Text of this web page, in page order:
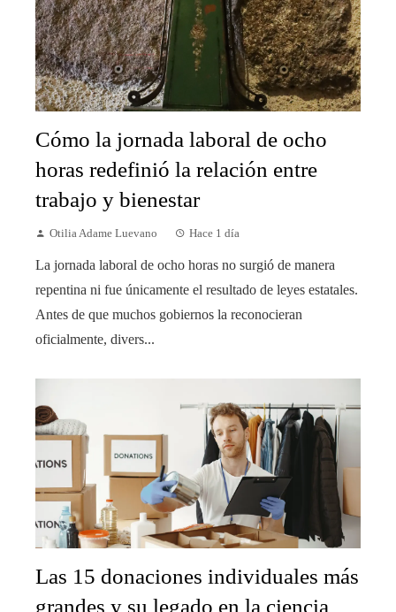
Cómo la jornada laboral de ocho
horas redefinió la relación entre
trabajo y bienestar
Otilia Adame Luevano Hace 1 día
La jornada laboral de ocho horas no surgió de manera
repentina ni fue únicamente el resultado de leyes estatales.
Antes de que muchos gobiernos la reconocieran
oficialmente, divers...
Las 15 donaciones individuales más
grandes y su legado en la ciencia